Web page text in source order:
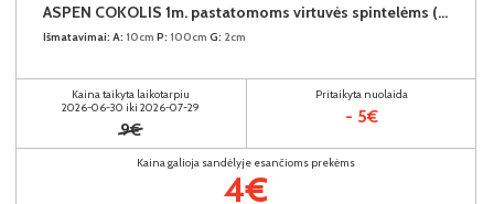
ASPEN COKOLIS 1m. pastatomoms virtuvės spintelėms (1 metras) (Baltas)
Išmatavimai: A: 10cm P: 100cm G: 2cm
Kaina taikyta laikotarpiu
2026-06-30 iki 2026-07-29
9€
Pritaikyta nuolaida
- 5€
Kaina galioja sandėlyje esančioms prekėms
4€